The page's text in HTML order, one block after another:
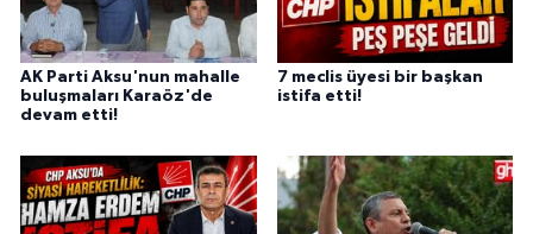
AK Parti Aksu'nun mahalle
buluşmaları Karaöz'de
devam etti!
7 meclis üyesi bir başkan
istifa etti!